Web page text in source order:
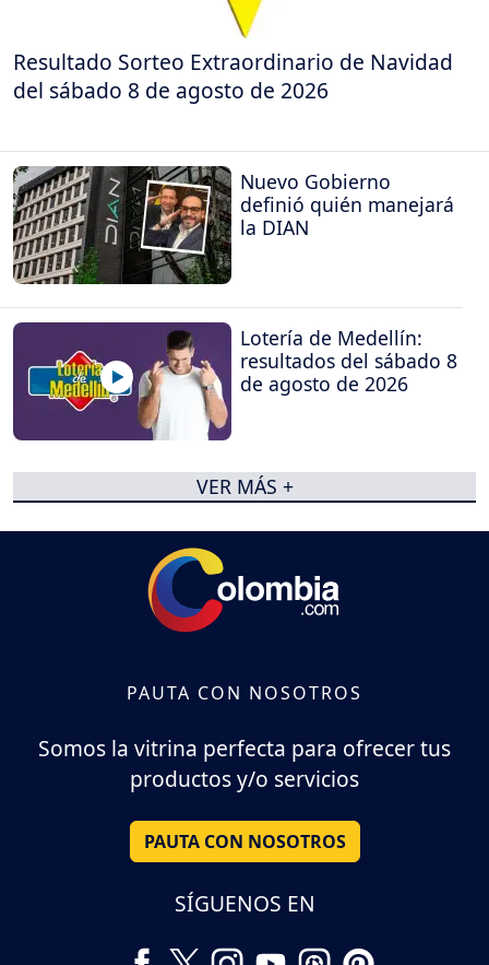
Resultado Sorteo Extraordinario de Navidad
del sábado 8 de agosto de 2026
Nuevo Gobierno
definió quién manejará
la DIAN
Lotería de Medellín:
resultados del sábado 8
de agosto de 2026
VER MÁS +
PAUTA CON NOSOTROS
Somos la vitrina perfecta para ofrecer tus
productos y/o servicios
PAUTA CON NOSOTROS
SÍGUENOS EN